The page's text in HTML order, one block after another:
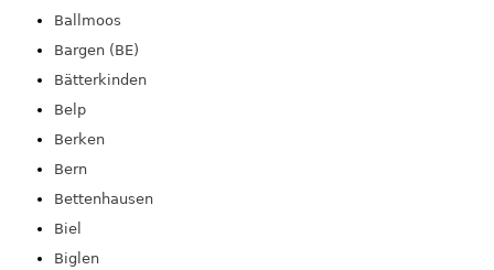
Ballmoos
Bargen (BE)
Bätterkinden
Belp
Berken
Bern
Bettenhausen
Biel
Biglen